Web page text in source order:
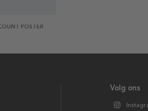
POSTER
Volg ons